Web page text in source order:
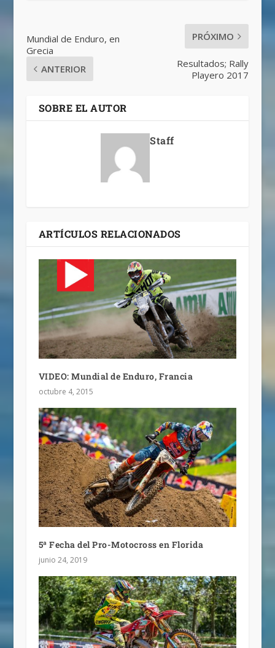
Mundial de Enduro, en
Grecia
ANTERIOR
PRÓXIMO
Resultados; Rally
Playero 2017
SOBRE EL AUTOR
Staff
ARTÍCULOS RELACIONADOS
VIDEO: Mundial de Enduro, Francia
octubre 4, 2015
5ª Fecha del Pro-Motocross en Florida
junio 24, 2019